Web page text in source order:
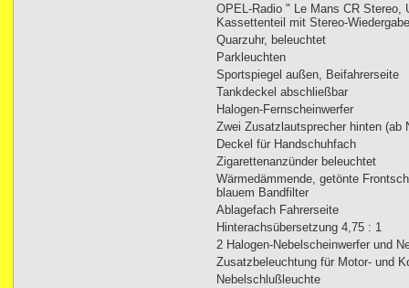
OPEL-Radio " Le Mans CR Stereo,
Kassettenteil mit Stereo-
Quarzuhr, beleuchtet
Parkleuchten
Sportspiegel außen, Beifahrerseite
Tankdeckel abschließbar
Halogen-Fernscheinwerfer
Zwei Zusatzlautsprecher hinten (ab
Deckel für Handschuhfach
Zigarettenanzünder beleuchtet
Wärmedämmende, getönte
blauem Bandfilter
Ablagefach Fahrerseite
Hinterachsübersetzung 4,75 : 1
2 Halogen-Nebelscheinwerfer und
Zusatzbeleuchtung für Motor- und
Nebelschlußleuchte